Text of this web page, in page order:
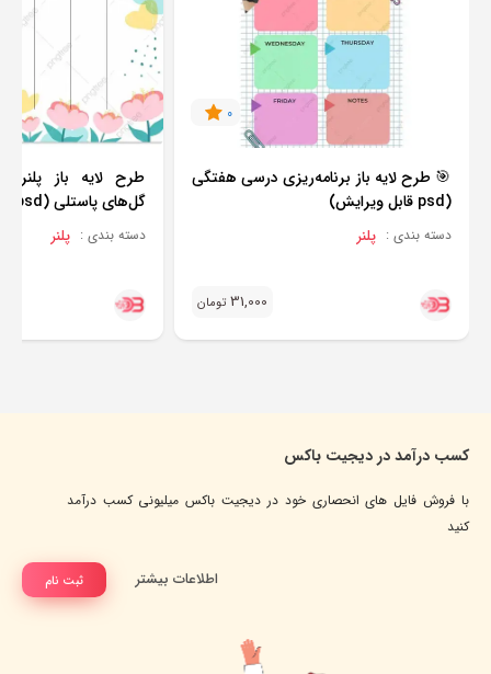
0
🎯 طرح لایه باز برنامه‌ریزی درسی هفتگی
(psd قابل ویرایش)
دسته بندی : پلنر
31,000 تومان
طرح لایه باز
گل‌های پاستلی (psd)
دسته بندی : پلنر
کسب درآمد در دیجیت باکس
با فروش فایل های انحصاری خود در دیجیت باکس میلیونی کسب درآمد
کنید
ثبت نام اطلاعات بیشتر